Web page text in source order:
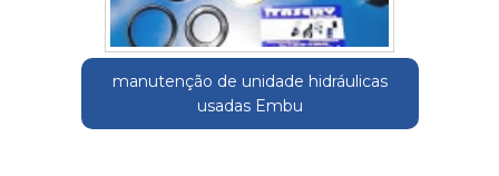
manutenção de unidade hidráulicas
usadas Embu